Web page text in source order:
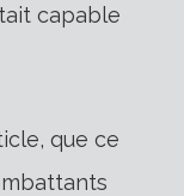
capable
que ce